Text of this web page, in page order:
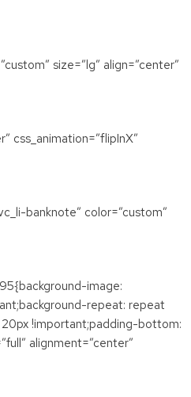
size=”lg” align=”center”
css_animation=”flipInX”
banknote” color=”custom”
image:
repeat: repeat
20px !important;padding-bottom:
alignment=”center”